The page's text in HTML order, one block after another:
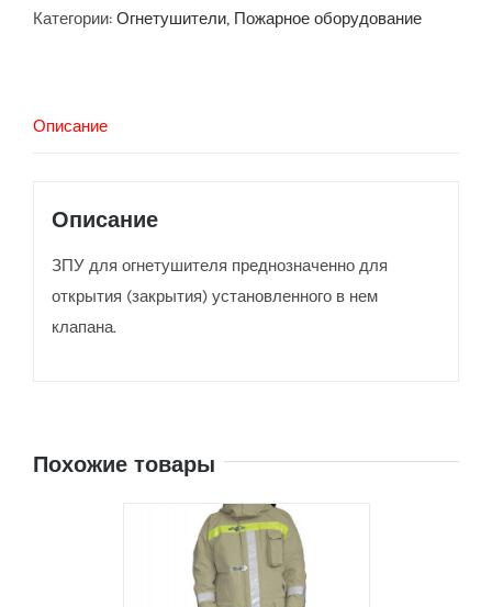
Категории: Огнетушители, Пожарное оборудование
Описание
Описание
ЗПУ для огнетушителя преднозначенно для
открытия (закрытия) установленного в нем
клапана.
Похожие товары